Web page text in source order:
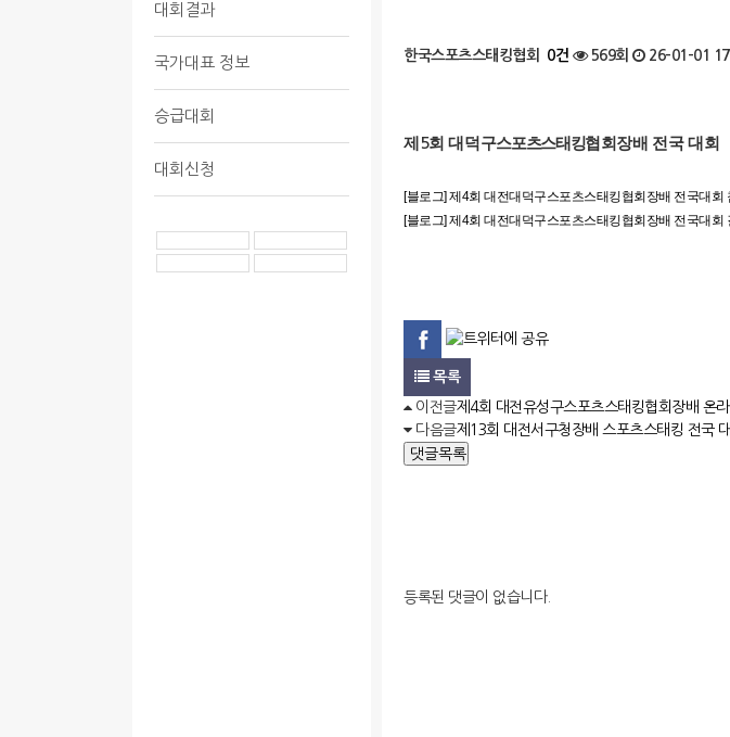
대회결과
국가대표 정보
승급대회
대회신청
한국스포츠스태킹협회 0건 569회 26-01-01
제 5회 대덕구스포츠스태킹협회장배 전국 대회
[블로그] 제4회 대전대덕구스포츠스태킹협회장배 전국대
[블로그] 제4회 대전대덕구스포츠스태킹협회장배 전국대회
목록
이전글제4회 대전유성구스포츠스태킹협회장배 온
다음글제13회 대전서구청장배 스포츠스태킹 전국
댓글목록
등록된 댓글이 없습니다.